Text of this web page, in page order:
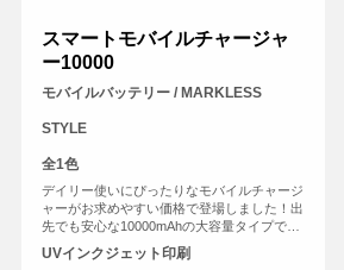
スマートモバイルチャージャ
ー10000
モバイルバッテリー / MARKLESS
STYLE
全1色
デイリー使いにぴったりなモバイルチャージ
ャーがお求めやすい価格で登場しました！出
先でも安心な10000mAhの大容量タイプで
す。側面には残量表示LEDライトがついてお
り、簡単に残量の確認ができる仕様です。ま
UVインクジェット印刷